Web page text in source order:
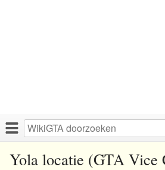
Yola locatie (GTA Vice